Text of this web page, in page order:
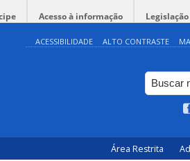
Acesso à informação Legislação
ACESSIBILIDADE ALTO CONTRASTE
Área Restrita